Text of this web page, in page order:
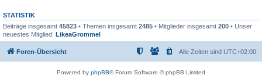
STATISTIK
Beiträge insgesamt 45823 • Themen insgesamt 2485 • Mitglieder insgesamt 200 • Unser
neuestes Mitglied: LikeaGrommel
Foren-Übersicht Alle Zeiten sind UTC+02:00
Powered by phpBB® Forum Software © phpBB Limited